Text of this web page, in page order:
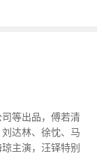
等出品，傅若清
达林、徐忱、马
主演，汪铎特别